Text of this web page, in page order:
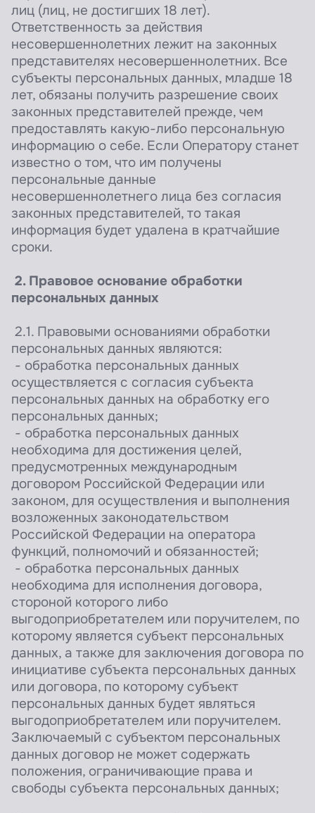
лиц (лиц, не достигших 18 лет).
Ответственность за действия
несовершеннолетних лежит на законных
представителях несовершеннолетних. Все
субъекты персональных данных, младше 18
лет, обязаны получить разрешение своих
законных представителей прежде, чем
предоставлять какую-либо персональную
информацию о себе. Если Оператору станет
известно о том, что им получены
персональные данные
несовершеннолетнего лица без согласия
законных представителей, то такая
информация будет удалена в кратчайшие
сроки.
2. Правовое основание обработки
персональных данных
2.1. Правовыми основаниями обработки
персональных данных являются:
- обработка персональных данных
осуществляется с согласия субъекта
персональных данных на обработку его
персональных данных;
- обработка персональных данных
необходима для достижения целей,
предусмотренных международным
договором Российской Федерации или
законом, для осуществления и выполнения
возложенных законодательством
Российской Федерации на оператора
функций, полномочий и обязанностей;
- обработка персональных данных
необходима для исполнения договора,
стороной которого либо
выгодоприобретателем или поручителем, по
которому является субъект персональных
данных, а также для заключения договора по
инициативе субъекта персональных данных
или договора, по которому субъект
персональных данных будет являться
выгодоприобретателем или поручителем.
Заключаемый с субъектом персональных
данных договор не может содержать
положения, ограничивающие права и
свободы субъекта персональных данных;